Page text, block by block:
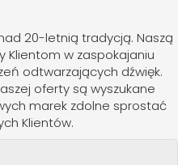
20-letnią tradycją. Naszą
Klientom w zaspokajaniu
odtwarzających dźwięk.
oferty są wyszukane
marek zdolne sprostać
Klientów.